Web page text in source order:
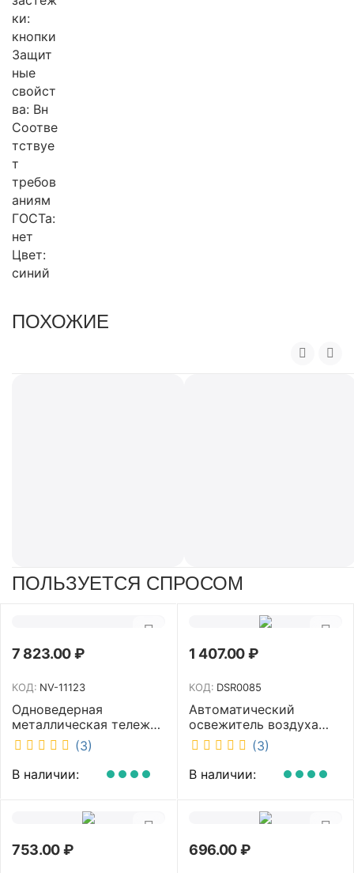
ки:
кнопки
Защит
ные
свойст
ва: Вн
Соотве
тствуе
т
требов
аниям
ГОСТа:
нет
Цвет:
синий
ПОХОЖИЕ
ПОЛЬЗУЕТСЯ СПРОСОМ
7 823.00₽
КОД: NV-11123
Одноведерная
металлическая тележка
с отжимом и корзинкой
под химию NV 23 л NV-
11123
(3)
В наличии:
1 407.00₽
КОД: DSR0085
Автоматический
освежитель воздуха
DISCOVER белый
DSR0085
(3)
В наличии:
753.00₽ 696.00₽